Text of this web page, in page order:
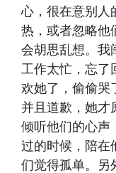
心，很在意别人
热，或者忽略他
会胡思乱想。我
工作太忙，忘了
欢她了，偷偷哭
并且道歉，她才
倾听他们的心声
过的时候，陪在
们觉得孤单。另